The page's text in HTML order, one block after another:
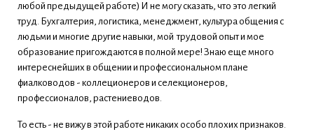
любой предыдущей работе) И не могу сказать, что это легкий
труд. Бухгалтерия, логистика, менеджмент, культура общения с
людьми и многие другие навыки, мой трудовой опыт и мое
образование пригождаются в полной мере! Знаю еще много
интереснейших в общении и профессиональном плане
фиалководов - коллеционеров и селекционеров,
профессионалов, растениеводов.
То есть - не вижу в этой работе никаких особо плохих признаков.